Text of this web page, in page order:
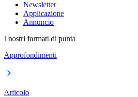
Newsletter
Applicazione
Annuncio
I nostri formati di punta
Approfondimenti
Articolo